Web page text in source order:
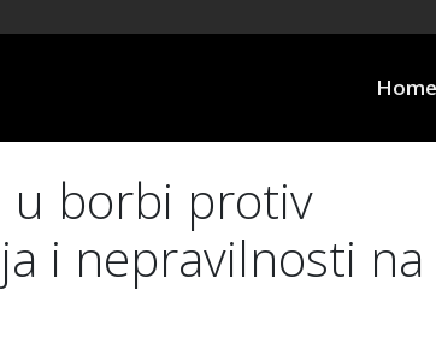
Home
u borbi protiv
i nepravilnosti na